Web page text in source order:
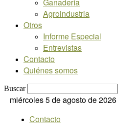
Agroindustria
Otros
Informe Especial
Entrevistas
Contacto
Quiénes somos
Buscar
miércoles 5 de agosto de 2026
Contacto